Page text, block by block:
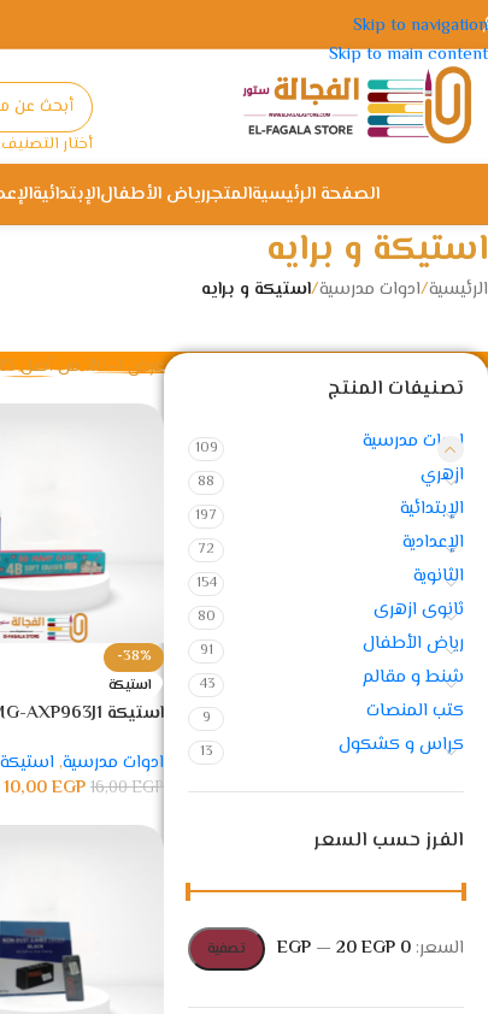
Skip to navigation
Skip to main content
أختار التصنيف
الصفحة الرئيسيةالمتجررياض الأطفالالإبتدائية
استيكة و برايه
الرئيسية/ادوات مدرسية/استيكة و برايه
تصنيفات المنتج
ادوات مدرسية 109
ازهري 88
الإبتدائية 197
الإعدادية 72
الثانوية 154
ثانوى ازهرى 80
رياض الأطفال 91
شنط و مقالم 43
كتب المنصات 9
كراس و كشكول 13
الفرز حسب السعر
تصفية السعر: 0 EGP
— 20 EGP
عرض 1–20 من أصل 23 نتيجة
-38%
استيكة
استيكة MG-AXP963J1
ادوات مدرسية, استيكة
16,00EGP
10,00EGP